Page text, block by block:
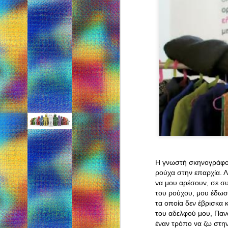
Η γνωστή
ρούχα στην επαρχία.
να μου αρέσουν, σε
του ρούχου, μου
τα οποία δεν έβρισκα
του αδελφού μου,
έναν τρόπο να ζω
FEB
1
ΚΑΛΟ ΜΗΝΑ
OCT
18
Πως να ντύνουμε το
ΑΠΟ:http://www.paidiatros.gr/